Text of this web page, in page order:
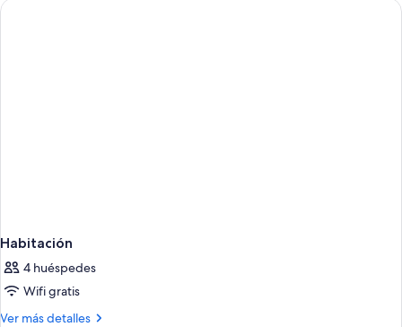
Habitación
4 huéspedes
Wifi gratis
Ver más detalles
Más